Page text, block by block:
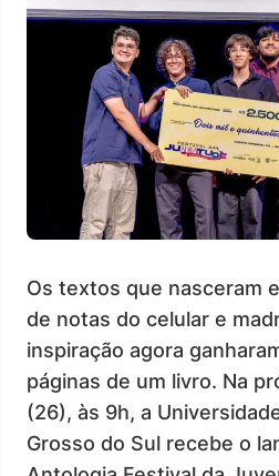
Os textos que nasceram
de notas do celular e
inspiração agora
páginas de um livro. Na
(26), às 9h, a
Grosso do Sul recebe o